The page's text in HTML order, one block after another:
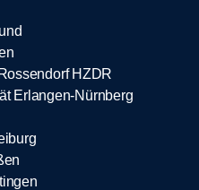
HZDR
Erlangen-Nürnberg